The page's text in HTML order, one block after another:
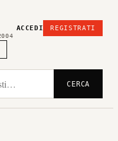
ACCEDI REGISTRATI
CERCA